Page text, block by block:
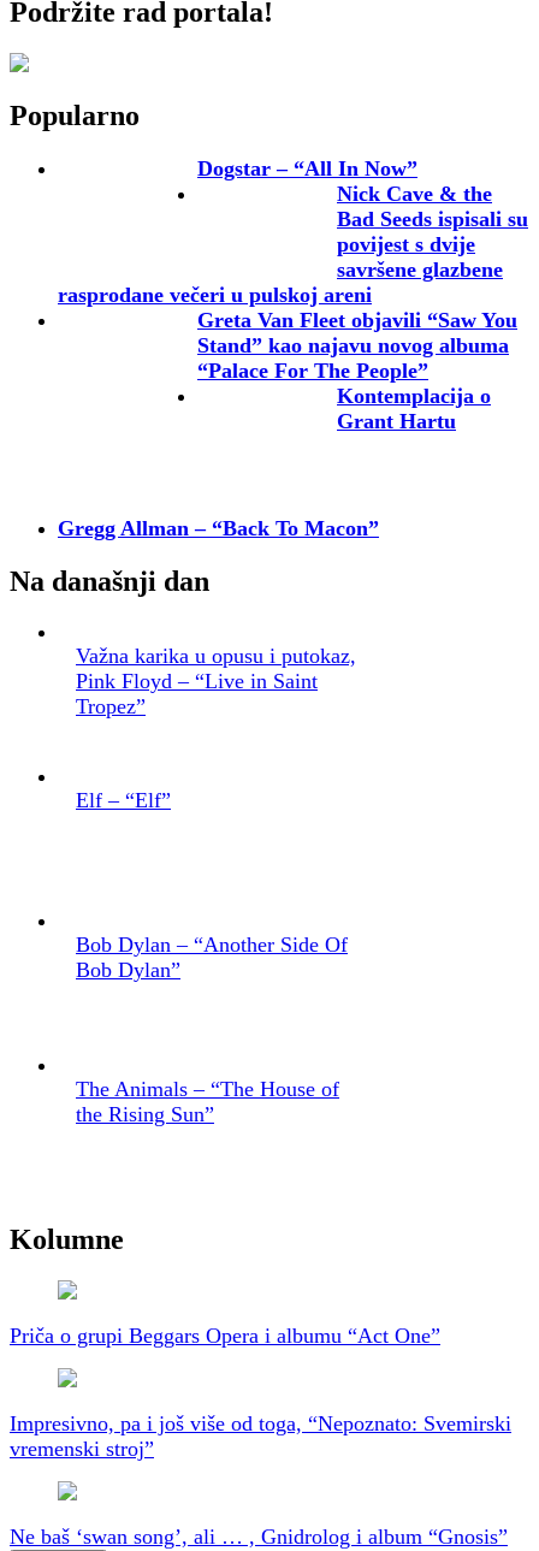
Podržite rad portala!
Popularno
Dogstar – “All In Now”
Nick Cave & the
Bad Seeds ispisali su
povijest s dvije
savršene glazbene
rasprodane večeri u pulskoj areni
Greta Van Fleet objavili “Saw You
Stand” kao najavu novog albuma
“Palace For The People”
Kontemplacija o
Grant Hartu
Gregg Allman – “Back To Macon”
Na današnji dan
Važna karika u opusu i putokaz,
Pink Floyd – “Live in Saint
Tropez”
Elf – “Elf”
Bob Dylan – “Another Side Of
Bob Dylan”
The Animals – “The House of
the Rising Sun”
Kolumne
Priča o grupi Beggars Opera i albumu “Act One”
Impresivno, pa i još više od toga, “Nepoznato: Svemirski
vremenski stroj”
Ne baš ‘swan song’, ali … , Gnidrolog i album “Gnosis”